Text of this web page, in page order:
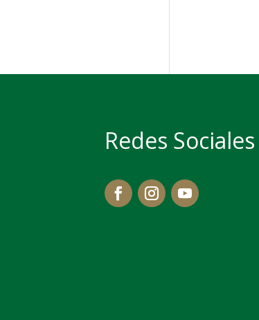
Redes Sociales